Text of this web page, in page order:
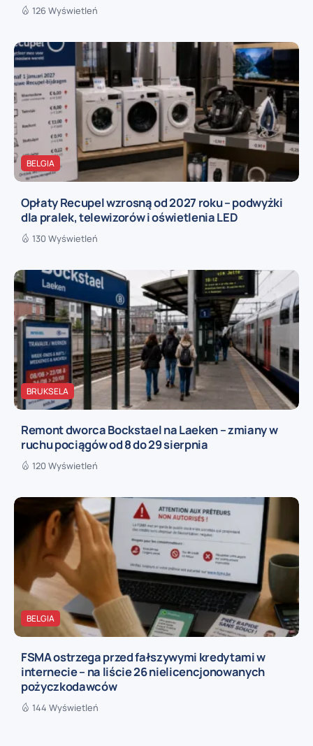
126 Wyświetleń
BELGIA
Opłaty Recupel wzrosną od 2027 roku – podwyżki
dla pralek, telewizorów i oświetlenia LED
130 Wyświetleń
BRUKSELA
Remont dworca Bockstael na Laeken – zmiany w
ruchu pociągów od 8 do 29 sierpnia
120 Wyświetleń
BELGIA
FSMA ostrzega przed fałszywymi kredytami w
internecie – na liście 26 nielicencjonowanych
pożyczkodawców
144 Wyświetleń